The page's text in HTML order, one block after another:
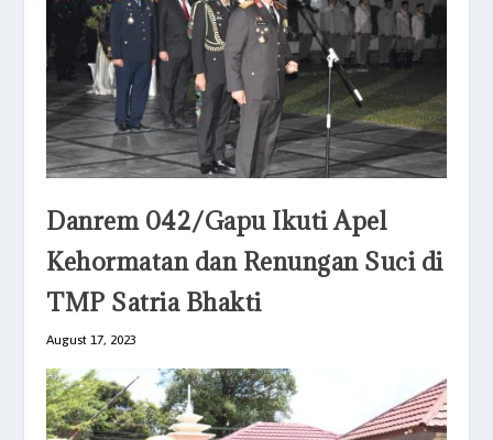
Danrem 042/Gapu Ikuti Apel
Kehormatan dan Renungan Suci di
TMP Satria Bhakti
August 17, 2023